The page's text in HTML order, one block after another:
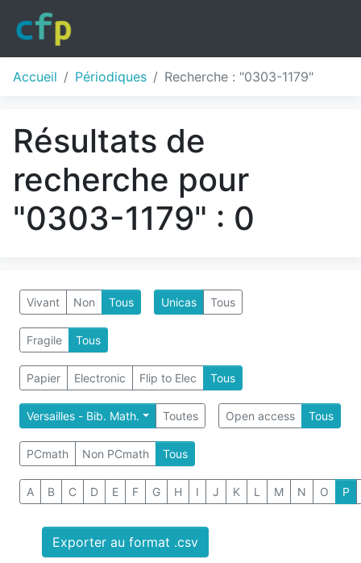
Accueil Périodiques Recherche : "0303-1179"
Résultats de
recherche pour
"0303-1179" : 0
Vivant Non Tous Unicas Tous
Fragile Tous
Papier Electronic Flip to Elec Tous
Versailles - Bib. Math. Toutes Open access Tous
PCmath Non PCmath Tous
A B C D E F G H I J K L M N O P
Exporter au format .csv